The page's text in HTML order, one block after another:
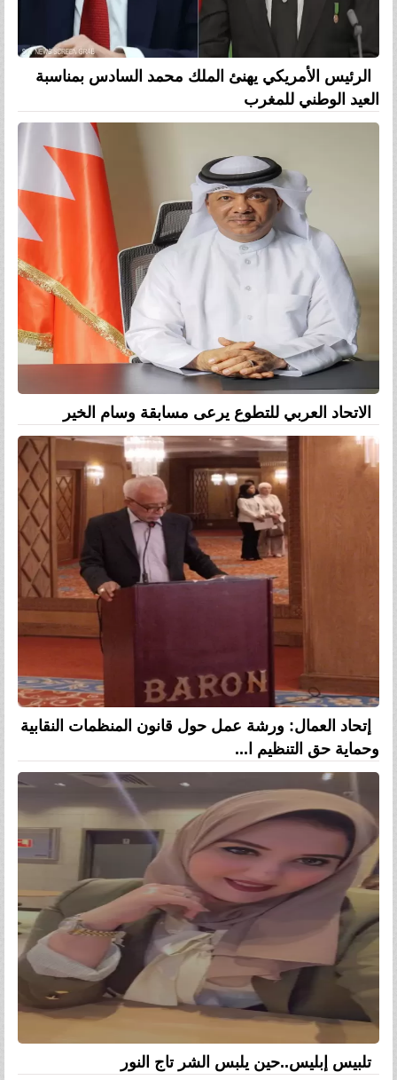
الرئيس الأمريكي يهنئ الملك محمد السادس بمناسبة
العيد الوطني للمغرب
الاتحاد العربي للتطوع يرعى مسابقة وسام الخير
إتحاد العمال: ورشة عمل حول قانون المنظمات النقابية
وحماية حق التنظيم ا...
تلبيس إبليس..حين يلبس الشر تاج النور